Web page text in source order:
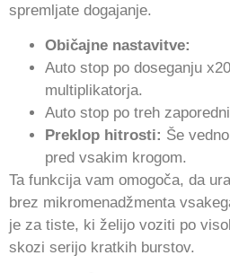
spremljate dogajanje.
Običajne nastavitve:
Auto stop po doseganju
multiplikatorja.
Auto stop po treh
Preklop hitrosti: Še
pred vsakim krogom.
Ta funkcija vam omogoča, da
brez mikromenadžmenta
je za tiste, ki želijo voziti po
skozi serijo kratkih burstov.